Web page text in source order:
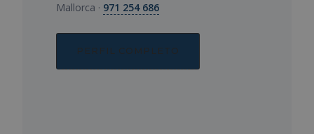
Mallorca · 971 254 686
PERFIL COMPLETO